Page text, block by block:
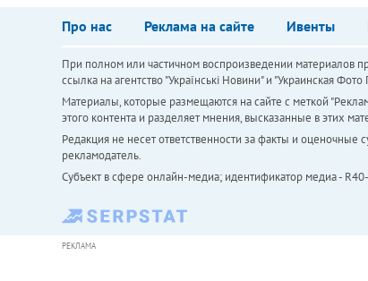
Про нас Реклама на сайте Ивенты
При полном или частичном воспроизведении материалов
ссылка на агентство "Українськi Новини" и "Украинская
Материалы, которые размещаются на сайте с меткой
этого контента и разделяет мнения, высказанные в этих
Редакция не несет ответственности за факты и
рекламодатель.
Субъект в сфере онлайн-медиа; идентификатор медиа -
РЕКЛАМА